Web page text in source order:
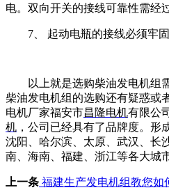
电。双向开关的接线可靠性需经
7、 起动电瓶的接线必须牢固
以上就是选购柴油发电机组
柴油发电机组的选购还有疑惑或
电机厂家福安市昌隆电机有限公
机 ，公司已经具有了品牌度。形
沈阳、哈尔滨、太原、武汉、长
南、海南、福建、浙江等各大城
上一条 福建生产发电机组教您如